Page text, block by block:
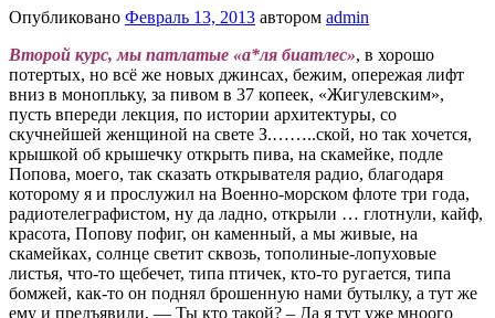
Опубликовано Февраль 13, 2013 автором admin
Второй курс, мы патлатые «а*ля биатлес», в хорошо
потертых, но всё же новых джинсах, бежим, опережая лифт
вниз в монопльку, за пивом в 37 копеек, «Жигулевским»,
пусть впереди лекция, по истории архитектуры, со
скучнейшей женщиной на свете З.……..ской, но так хочется,
крышкой об крышечку открыть пива, на скамейке, подле
Попова, моего, так сказать открывателя радио, благодаря
которому я и прослужил на Военно-морском флоте три года,
радиотелеграфистом, ну да ладно, открыли … глотнули, кайф,
красота, Попову пофиг, он каменный, а мы живые, на
скамейках, солнце светит сквозь, тополиные-лопуховые
листья, что-то щебечет, типа птичек, кто-то ругается, типа
бомжей, как-то он поднял брошенную нами бутылку, а тут же
ему и предъявили, — Ты кто такой? – Да я тут уже мноого